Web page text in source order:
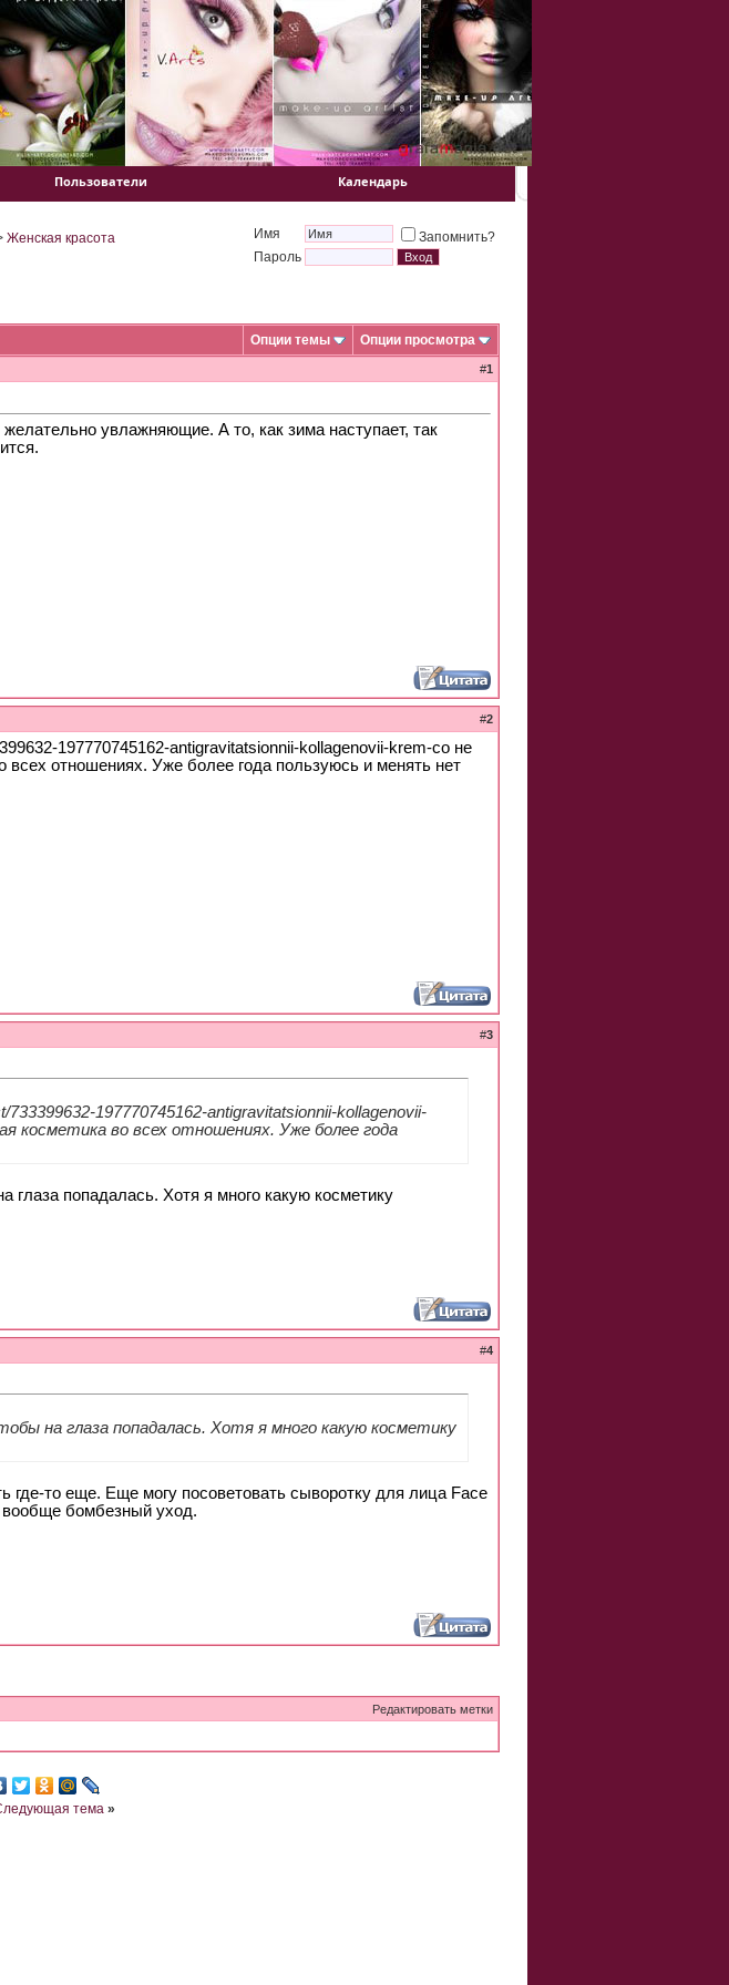
Пользователи Календарь
Женская красота Имя
Запомнить?
Пароль
Опции темы Опции просмотра
#1
увлажняющие. А то, как зима наступает, так
#2
197770745162-antigravitatsionnii-kollagenovii-krem-co не
всех отношениях. Уже более года пользуюсь и менять нет
#3
197770745162-antigravitatsionnii-kollagenovii-
косметика во всех отношениях. Уже более года
глаза попадалась. Хотя я много какую косметику
#4
на глаза попадалась. Хотя я много какую косметику
где-то еще. Еще могу посоветовать сыворотку для лица Face
бомбезный уход.
Редактировать метки
тема »